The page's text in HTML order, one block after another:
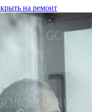
на ремонт